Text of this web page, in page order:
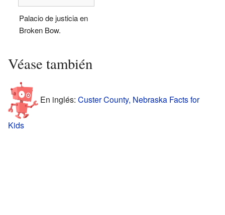
Palacio de justicia en
Broken Bow.
Véase también
En inglés: Custer County, Nebraska Facts for
Kids